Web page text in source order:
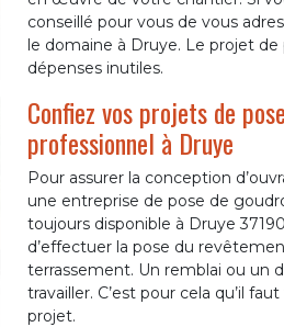
conseillé pour vous de vous
le domaine à Druye. Le projet
dépenses inutiles.
Confiez vos projets de
professionnel à Druye
Pour assurer la conception
une entreprise de pose de
toujours disponible à Druye
d’effectuer la pose du
terrassement. Un remblai ou un
travailler. C’est pour cela qu’il
projet.